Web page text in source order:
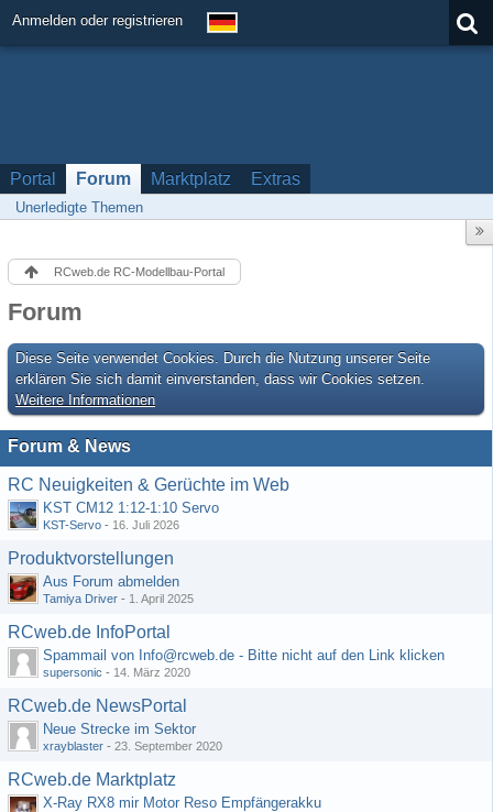
Anmelden oder registrieren
Portal Forum Marktplatz Extras
Unerledigte Themen
RCweb.de RC-Modellbau-Portal
Forum
Diese Seite verwendet Cookies. Durch die Nutzung unserer Seite
erklären Sie sich damit einverstanden, dass wir Cookies setzen.
Weitere Informationen
Forum & News
RC Neuigkeiten & Gerüchte im Web
KST CM12 1:12-1:10 Servo
KST-Servo - 16. Juli 2026
Produktvorstellungen
Aus Forum abmelden
Tamiya Driver - 1. April 2025
RCweb.de InfoPortal
Spammail von Info@rcweb.de - Bitte nicht auf den Link klicken
supersonic - 14. März 2020
RCweb.de NewsPortal
Neue Strecke im Sektor
xrayblaster - 23. September 2020
RCweb.de Marktplatz
X-Ray RX8 mir Motor Reso Empfängerakku